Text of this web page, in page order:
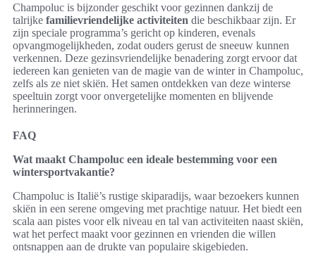
Champoluc is bijzonder geschikt voor gezinnen dankzij de
talrijke familievriendelijke activiteiten die beschikbaar zijn. Er
zijn speciale programma’s gericht op kinderen, evenals
opvangmogelijkheden, zodat ouders gerust de sneeuw kunnen
verkennen. Deze gezinsvriendelijke benadering zorgt ervoor dat
iedereen kan genieten van de magie van de winter in Champoluc,
zelfs als ze niet skiën. Het samen ontdekken van deze winterse
speeltuin zorgt voor onvergetelijke momenten en blijvende
herinneringen.
FAQ
Wat maakt Champoluc een ideale bestemming voor een
wintersportvakantie?
Champoluc is Italië’s rustige skiparadijs, waar bezoekers kunnen
skiën in een serene omgeving met prachtige natuur. Het biedt een
scala aan pistes voor elk niveau en tal van activiteiten naast skiën,
wat het perfect maakt voor gezinnen en vrienden die willen
ontsnappen aan de drukte van populaire skigebieden.